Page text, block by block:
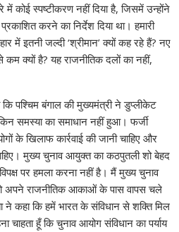
में कोई स्पष्टीकरण नहीं दिया है, जिसमें उन्होंने
करने का निर्देश दिया था। हमारी
में इतनी जल्दी ‘श्रीमान’ क्यों कह रहे हैं? नए
क्यों है? यह राजनीतिक दलों का नहीं,
पश्चिम बंगाल की मुख्यमंत्री ने डुप्लीकेट
समस्या का समाधान नहीं हुआ। फर्जी
के खिलाफ कार्रवाई की जानी चाहिए और
मुख्य चुनाव आयुक्त का कठपुतली शो बेहद
पर हमला करना नहीं है। मैं मुख्य चुनाव
अपने राजनीतिक आकाओं के पास वापस चले
ने कहा कि हमें भारत के संविधान से शक्ति मिल
हूँ कि चुनाव आयोग संविधान का पर्याय